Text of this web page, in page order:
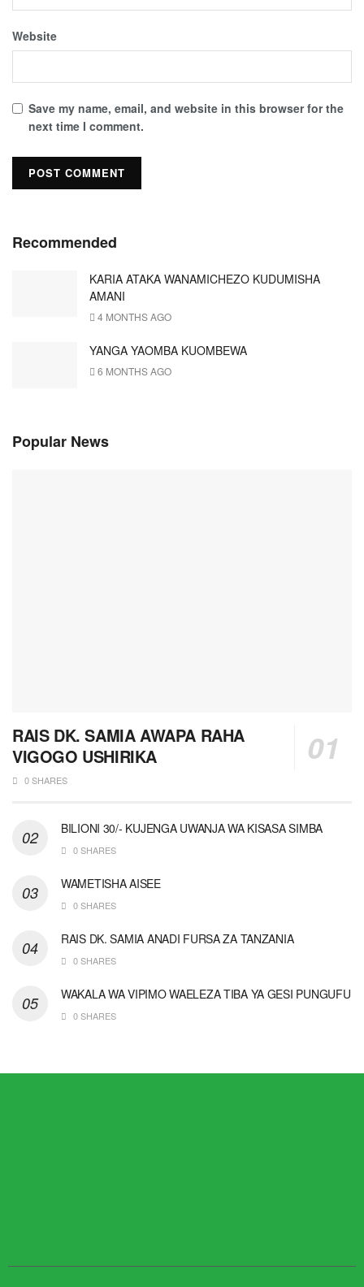
Website
Save my name, email, and website in this browser for the
next time I comment.
Recommended
KARIA ATAKA WANAMICHEZO KUDUMISHA
AMANI
4 MONTHS AGO
YANGA YAOMBA KUOMBEWA
6 MONTHS AGO
Popular News
RAIS DK. SAMIA AWAPA RAHA
VIGOGO USHIRIKA
0 SHARES
BILIONI 30/- KUJENGA UWANJA WA KISASA SIMBA
0 SHARES
WAMETISHA AISEE
0 SHARES
RAIS DK. SAMIA ANADI FURSA ZA TANZANIA
0 SHARES
WAKALA WA VIPIMO WAELEZA TIBA YA GESI PUNGUFU
0 SHARES